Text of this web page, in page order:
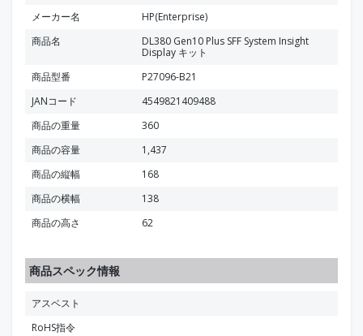
メーカー名
HP(Enterprise)
商品名
DL380 Gen10 Plus SFF System Insight
Display キット
商品型番
P27096-B21
JANコード
4549821409488
商品の重量
360
商品の容量
1,437
商品の縦幅
168
商品の横幅
138
商品の高さ
62
商品スペック情報
アスベスト
RoHS指令